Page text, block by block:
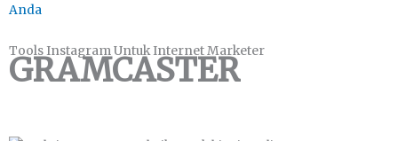
Anda
Tools Instagram Untuk Internet Marketer
GRAMCASTER